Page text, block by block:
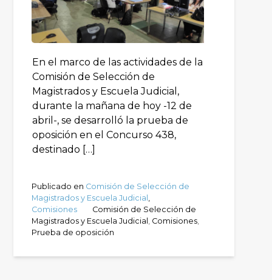
En el marco de las actividades de la
Comisión de Selección de
Magistrados y Escuela Judicial,
durante la mañana de hoy -12 de
abril-, se desarrolló la prueba de
oposición en el Concurso 438,
destinado […]
Publicado en Comisión de Selección de
Magistrados y Escuela Judicial
Comisiones
Comisión de Selección de
Magistrados y Escuela Judicial
Comisiones
Prueba de oposición